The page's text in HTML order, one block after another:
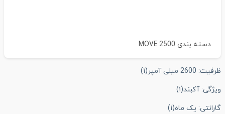
دسته بندیMOVE 2500
2600 میلی آمپر
(۱)
آکبند(۱)
یک ماه(۱)